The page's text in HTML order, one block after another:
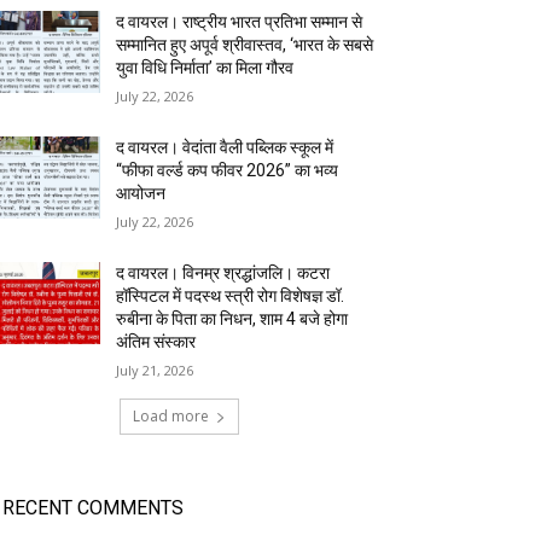
द वायरल। राष्ट्रीय भारत प्रतिभा सम्मान से
सम्मानित हुए अपूर्व श्रीवास्तव, ‘भारत के सबसे
युवा विधि निर्माता’ का मिला गौरव
July 22, 2026
द वायरल। वेदांता वैली पब्लिक स्कूल में
“फीफा वर्ल्ड कप फीवर 2026” का भव्य
आयोजन
July 22, 2026
द वायरल। विनम्र श्रद्धांजलि। कटरा
हॉस्पिटल में पदस्थ स्त्री रोग विशेषज्ञ डॉ.
रुबीना के पिता का निधन, शाम 4 बजे होगा
अंतिम संस्कार
July 21, 2026
Load more
RECENT COMMENTS